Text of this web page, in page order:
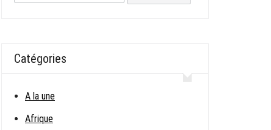
Catégories
A la une
Afrique